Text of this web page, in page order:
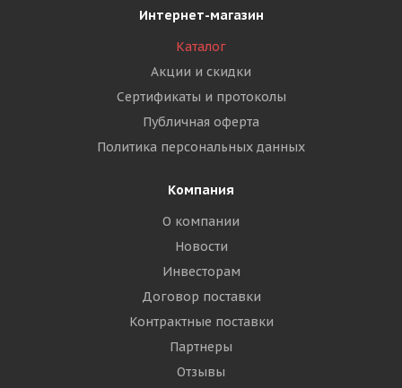
Интернет-магазин
Каталог
Акции и скидки
Сертификаты и протоколы
Публичная оферта
Политика персональных данных
Компания
О компании
Новости
Инвесторам
Договор поставки
Контрактные поставки
Партнеры
Отзывы